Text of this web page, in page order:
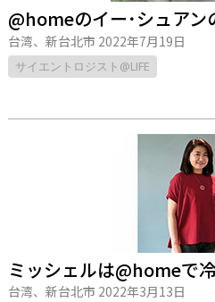
@homeのイー･シュアン
台湾、新台北市 2022年7月19日
サイエントロジスト@LIFE
ミッシェルは@homeで
台湾、新台北市 2022年3月13日